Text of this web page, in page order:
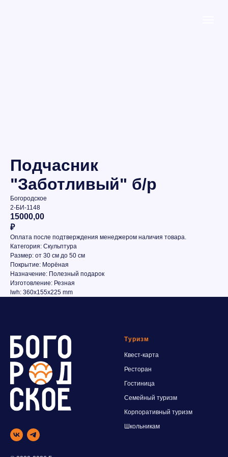
Подчасник
"Заботливый" б/р
Богородское
2-БИ-1148
15000,00
₽
Оплата после подтверждения менеджером наличия товара.
Категория: Скульптура
Размер: от 30 см до 50 см
Покрытие: Морёная
Назначение: Полезный подарок
Изготовление: Резная
lwh: 360x155x225 mm
Туризм
Квест-карта
Ресторан
Гостиница
Семейный туризм
Корпоративный туризм
Школьникам